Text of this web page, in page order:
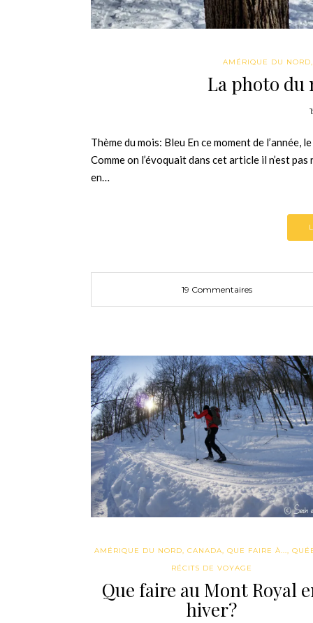
AMÉRIQUE DU NORD
La photo du
Thème du mois: Bleu En ce moment de
Comme on l’évoquait dans cet article il n’est
en…
19 Commentaires
AMÉRIQUE DU NORD, CANADA, QUE FAIRE À...,
RÉCITS DE VOYAGE
Que faire au Mont Royal
hiver?